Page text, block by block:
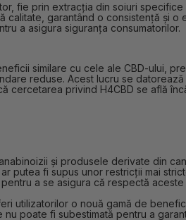
fie prin extracția din soiuri
garantând o consistență și o
a asigura siguranța consumatorilor.
similare cu cele ale CBD-ului,
reduse. Acest lucru se
privind H4CBD se află
și produsele derivate din
putea fi supus unor restricții mai
a se asigura că respectă
utilizatorilor o nouă gamă de
poate fi subestimată pentru a